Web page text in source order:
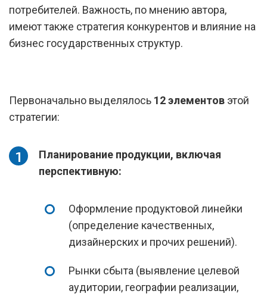
потребителей. Важность, по мнению автора,
имеют также стратегия конкурентов и влияние на
бизнес государственных структур.
Первоначально выделялось 12 элементов этой
стратегии:
Планирование продукции, включая
перспективную:
Оформление продуктовой линейки
(определение качественных,
дизайнерских и прочих решений).
Рынки сбыта (выявление целевой
аудитории, географии реализации,